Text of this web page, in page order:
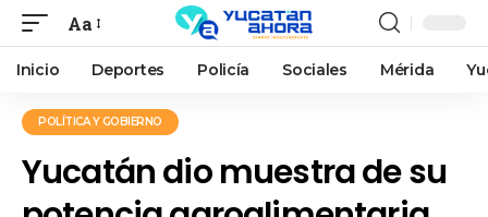
Aa
Inicio Deportes Policía Sociales Mérida
POLÍTICA Y GOBIERNO
Yucatán dio muestra de su